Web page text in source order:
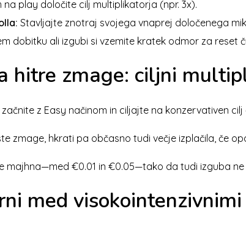
na play določite cilj multiplikatorja (npr. 3x).
Stavljajte znotraj svojega vnaprej določenega
dobitku ali izgubi si vzemite kratek odmor za reset
hitre zmage: ciljni
z Easy načinom in ciljajte na konzervativen
zmage, hkrati pa občasno tudi večje izplačila, če
majhna—med €0.01 in €0.05—tako da tudi izguba
med